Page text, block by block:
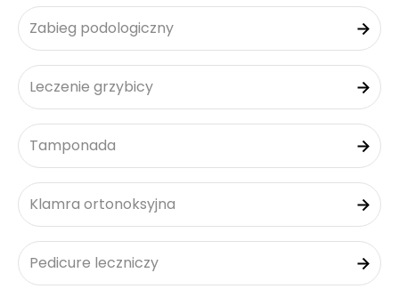
Zabieg podologiczny
Leczenie grzybicy
Tamponada
Klamra ortonoksyjna
Pedicure leczniczy